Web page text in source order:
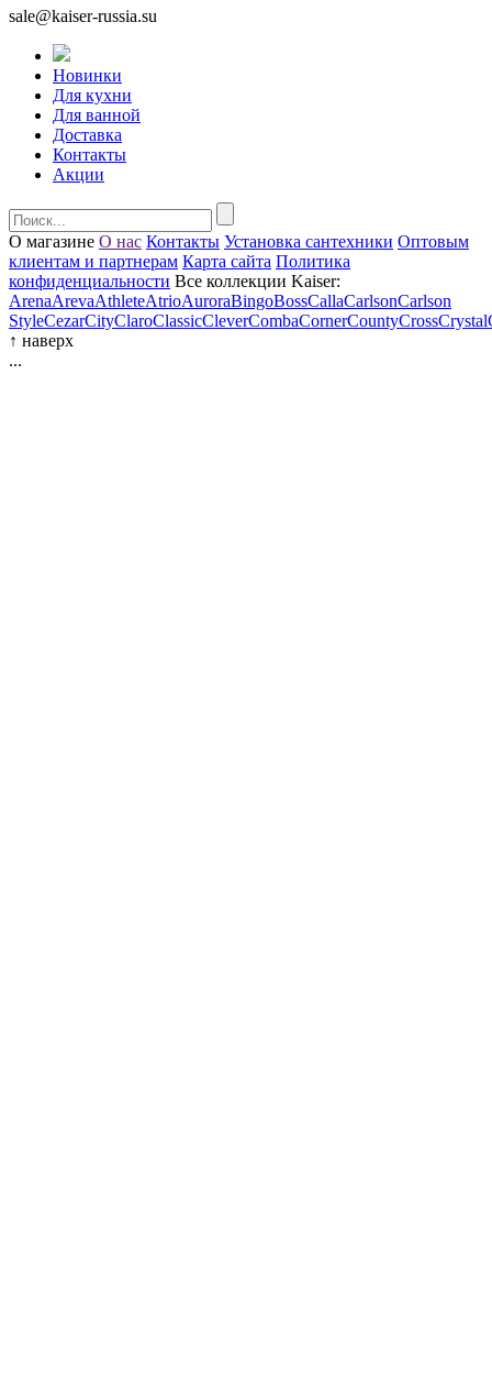
sale@kaiser-russia.su
Новинки
Для кухни
Для ванной
Доставка
Контакты
Акции
О магазине О нас Контакты Установка сантехники Оптовым
клиентам и партнерам Карта сайта Политика
конфиденциальности Все коллекции Kaiser:
ArenaArevaAthleteAtrioAuroraBingoBossCallaCarlsonCarlson
StyleCezarCityClaroClassicCleverCombaCornerCountyCrossCrystal
↑ наверх
...